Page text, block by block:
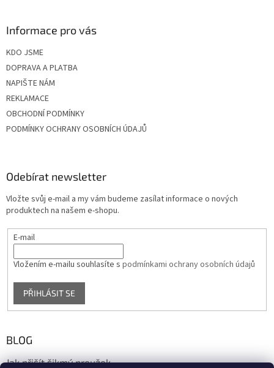
Informace pro vás
KDO JSME
DOPRAVA A PLATBA
NAPIŠTE NÁM
REKLAMACE
OBCHODNÍ PODMÍNKY
PODMÍNKY OCHRANY OSOBNÍCH ÚDAJŮ
Odebírat newsletter
Vložte svůj e-mail a my vám budeme zasílat informace o nových
produktech na našem e-shopu.
E-mail
Vložením e-mailu souhlasíte s podmínkami ochrany osobních údajů
PŘIHLÁSIT SE
BLOG
Jak přišít šikmý proužek